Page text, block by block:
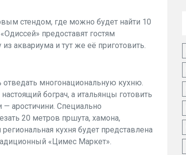
стендом, где можно будет найти 10
предоставят гостям
аквариума и тут же её приготовить.
многонациональную кухню.
бограч, а итальянцы готовить
аростичини. Специально
20 метров пршута, хамона,
кухня будет представлена
«Цимес Маркет».